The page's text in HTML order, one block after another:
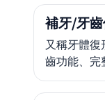
補牙/牙
又稱牙體
齒功能、完